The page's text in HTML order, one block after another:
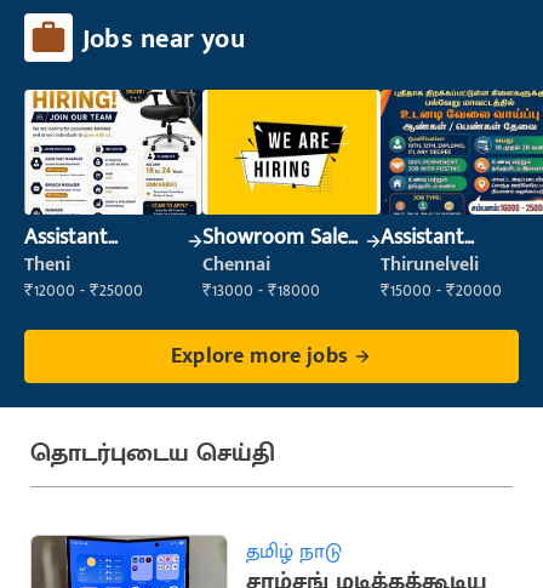
Jobs near you
Assistant
Manager
Theni
₹12000 - ₹25000
Showroom Sales
Executive (Retail
Sales)
Chennai
₹13000 - ₹18000
Assistant
Manager
Thirunelveli
₹15000 - ₹20000
Explore more jobs
தொடர்புடைய செய்தி
தமிழ் நாடு